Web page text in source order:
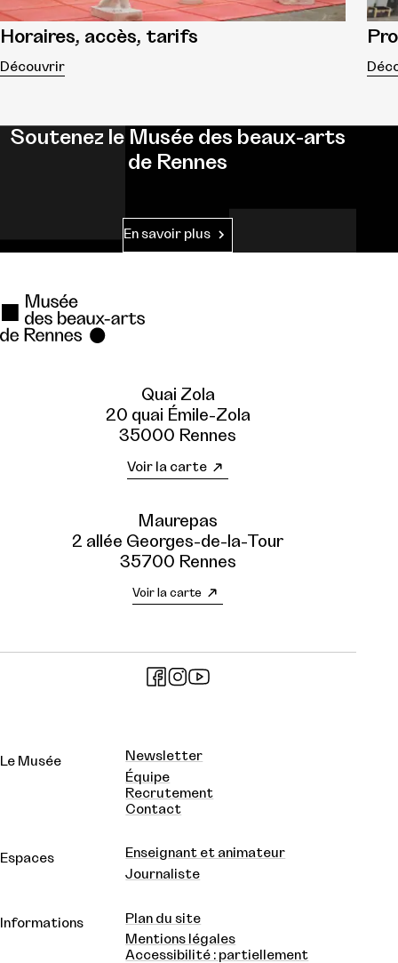
Horaires, accès, tarifs
Découvrir
Soutenez le Musée des beaux-arts
de Rennes
En savoir plus
Quai Zola
20 quai Émile-Zola
35000 Rennes
Voir la carte
Maurepas
2 allée Georges-de-la-Tour
35700 Rennes
Voir la carte
Le Musée
Newsletter
Équipe
Recrutement
Contact
Espaces
Enseignant et animateur
Journaliste
Informations
Plan du site
Mentions légales
Accessibilité : partiellement